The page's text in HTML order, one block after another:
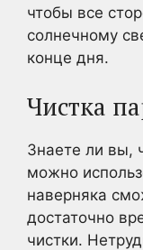
чтобы все
солнечному
конце дня.
Чистка
Знаете ли вы,
можно
наверняка
достаточно
чистки.